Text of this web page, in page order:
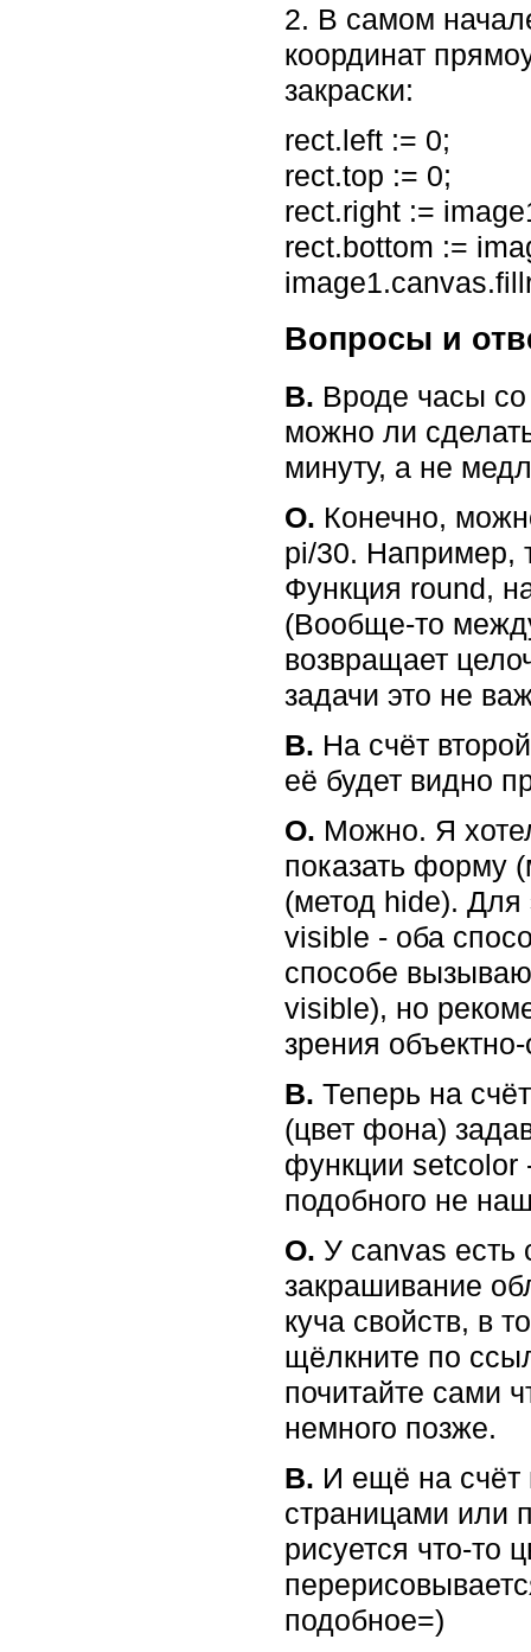
2. В самом
координат
закраски:
rect.left := 0;
rect.top := 0;
rect.right :=
rect.bottom :=
Вопросы и
В. Вроде часы со
можно ли
минуту, а не
О. Конечно,
pi/30. Например,
Функция round,
(Вообще-то
возвращает
задачи это не
В. На счёт
её будет видно
О. Можно. Я
показать форму
(метод hide). Для
visible - оба
способе
visible), но
зрения
В. Теперь на
(цвет фона)
функции
подобного не
О. У canvas есть
закрашивание
куча свойств, в
щёлкните по
почитайте сами
немного позже.
В. И ещё на счёт
страницами или
рисуется что-то
подобное=)